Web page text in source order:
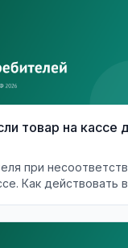
товар на
при
Как действовать